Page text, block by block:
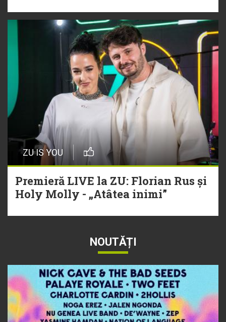
ZU IS YOU
Premieră LIVE la ZU: Florian Rus și
Holy Molly - „Atâtea inimi”
NOUTĂȚI